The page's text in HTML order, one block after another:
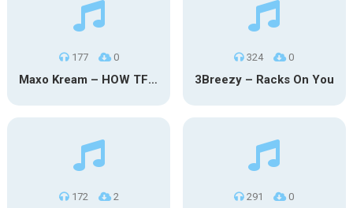
177 0
Maxo Kream – HOW TF I’M LUCKY
324 0
3Breezy – Racks On You
172 2 291 0